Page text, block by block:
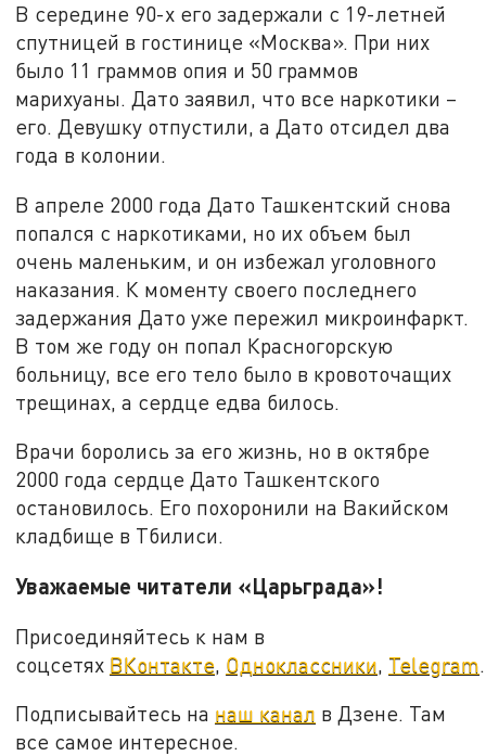
В середине 90-х его задержали с 19-летней
спутницей в гостинице «Москва». При них
было 11 граммов опия и 50 граммов
марихуаны. Дато заявил, что все наркотики –
его. Девушку отпустили, а Дато отсидел два
года в колонии.
В апреле 2000 года Дато Ташкентский снова
попался с наркотиками, но их объем был
очень маленьким, и он избежал уголовного
наказания. К моменту своего последнего
задержания Дато уже пережил микроинфаркт.
В том же году он попал Красногорскую
больницу, все его тело было в кровоточащих
трещинах, а сердце едва билось.
Врачи боролись за его жизнь, но в октябре
2000 года сердце Дато Ташкентского
остановилось. Его похоронили на Вакийском
кладбище в Тбилиси.
Уважаемые читатели «Царьграда»!
Присоединяйтесь к нам в
соцсетях ВКонтакте, Одноклассники, Telegram.
Подписывайтесь на наш канал в Дзене. Там
все самое интересное.